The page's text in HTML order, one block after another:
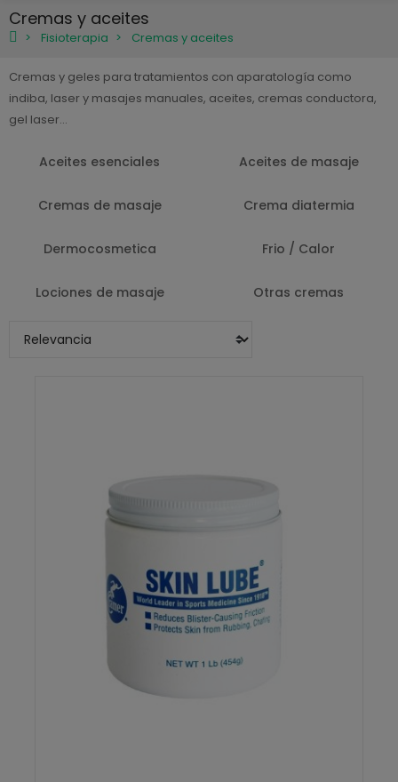
Cremas y aceites
Fisioterapia Cremas y aceites
Cremas y geles para tratamientos con aparatología como
indiba, laser y masajes manuales, aceites, cremas conductora,
gel laser...
Aceites esenciales Aceites de masaje
Cremas de masaje Crema diatermia
Dermocosmetica Frio / Calor
Lociones de masaje Otras cremas